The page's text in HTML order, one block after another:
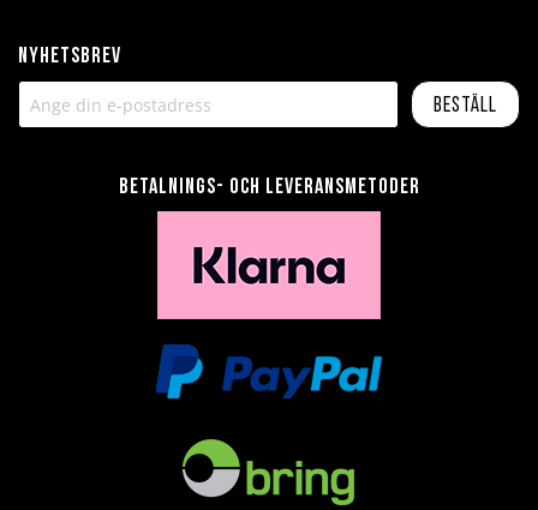
Nyhetsbrev
Beställ
Betalnings- och leveransmetoder